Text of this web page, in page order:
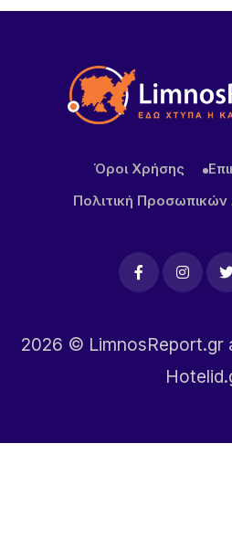
Όροι Χρήσης
Πολιτική
2026 © LimnosReport.gr